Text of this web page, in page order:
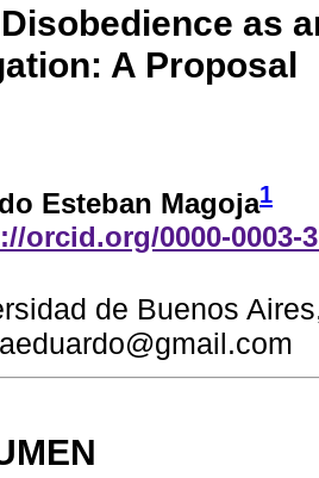
as
A Proposal
Esteban Magoja1
orcid.org/0000-0003-
de Buenos